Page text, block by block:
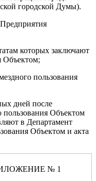
городской Думы).
которых заключают
Объектом;
пользования
дней после
пользования Объектом
в Департамент
Объектом и акта
№ 1